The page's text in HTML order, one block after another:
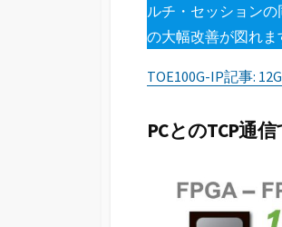
ルチ・セッション
の大幅改善が図れま
TOE100G-IP記事:
PCとのTCP通